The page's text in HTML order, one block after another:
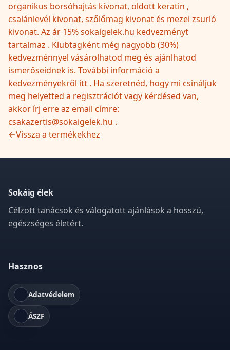
organikus borsóhajtás kivonat, oldott keratin ,
csalánlevél kivonat, szőlőmag kivonat és mezei zsurló
kivonat. Az ár 15% sokaigelek.hu kedvezményt
tartalmaz . Klubtagként még nagyobb (30%)
kedvezménnyel vásárolhatod meg és ajánlhatod
ismerőseidnek is. További információ a
kedvezményekről itt . Ha szeretnéd, hogy mi csináljuk
meg helyetted a regisztrációt vagy kérdésed van,
akkor írj erre az email címre:
csakazertis@sokaigelek.hu .
←Vissza a termékekhez
Sokáig élek
Célzott tanácsok és válogatott ajánlások a hosszú,
egészséges életért.
Hasznos
Adatvédelem
ÁSZF